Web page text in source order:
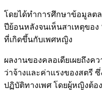
โดยได้ทำการศึกษาข้อมูลต
ปีย้อนหลังจนเห็นสาเหตุของ
ที่เกิดขึ้นกับเพศหญิง
ผลงานของคลอเดียเผยถึงค
ว่าจ้างและค่าแรงของสตรี
ปฏิบัติทางเพศ โดยผู้หญิงต้อ